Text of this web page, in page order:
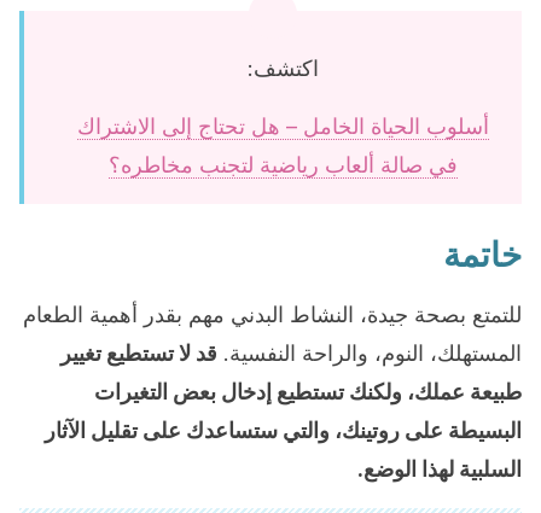
اكتشف:
أسلوب الحياة الخامل – هل تحتاج إلى الاشتراك
في صالة ألعاب رياضية لتجنب مخاطره؟
خاتمة
للتمتع بصحة جيدة، النشاط البدني مهم بقدر أهمية الطعام
المستهلك، النوم، والراحة النفسية. قد لا تستطيع تغيير
طبيعة عملك، ولكنك تستطيع إدخال بعض التغيرات
البسيطة على روتينك، والتي ستساعدك على تقليل الآثار
السلبية لهذا الوضع.